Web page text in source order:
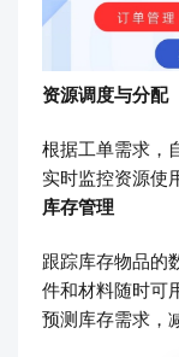
资源调度与分配
根据工单需求，
实时监控资源使
库存管理
跟踪库存物品的
件和材料随时可
预测库存需求，